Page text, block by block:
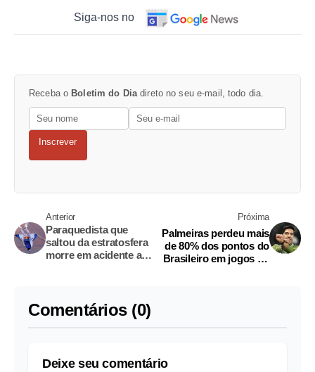
Siga-nos no
Receba o Boletim do Dia direto no seu e-mail, todo dia.
Inscrever
Anterior
Paraquedista que
saltou da estratosfera
morre em acidente aos
Próxima
Palmeiras perdeu mais
de 80% dos pontos do
Brasileiro em jogos no
Comentários (0)
Deixe seu comentário